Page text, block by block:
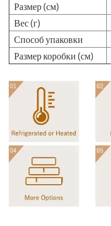
Размер (см)
Вес (г)
Способ упаковки
Размер коробки (см)